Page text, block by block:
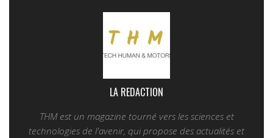
LA REDACTION
THM est un magazine tourné vers les sciences et
technologies de l'avenir, qui propose des actualités et